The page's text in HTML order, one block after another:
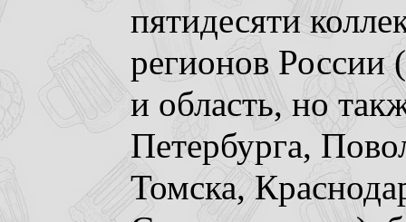
пятидесяти
регионов России
и область, но
Петербурга,
Томска,